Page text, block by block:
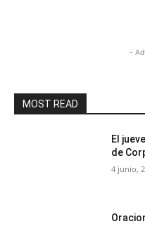
-
MOST READ
El
de
4 junio,